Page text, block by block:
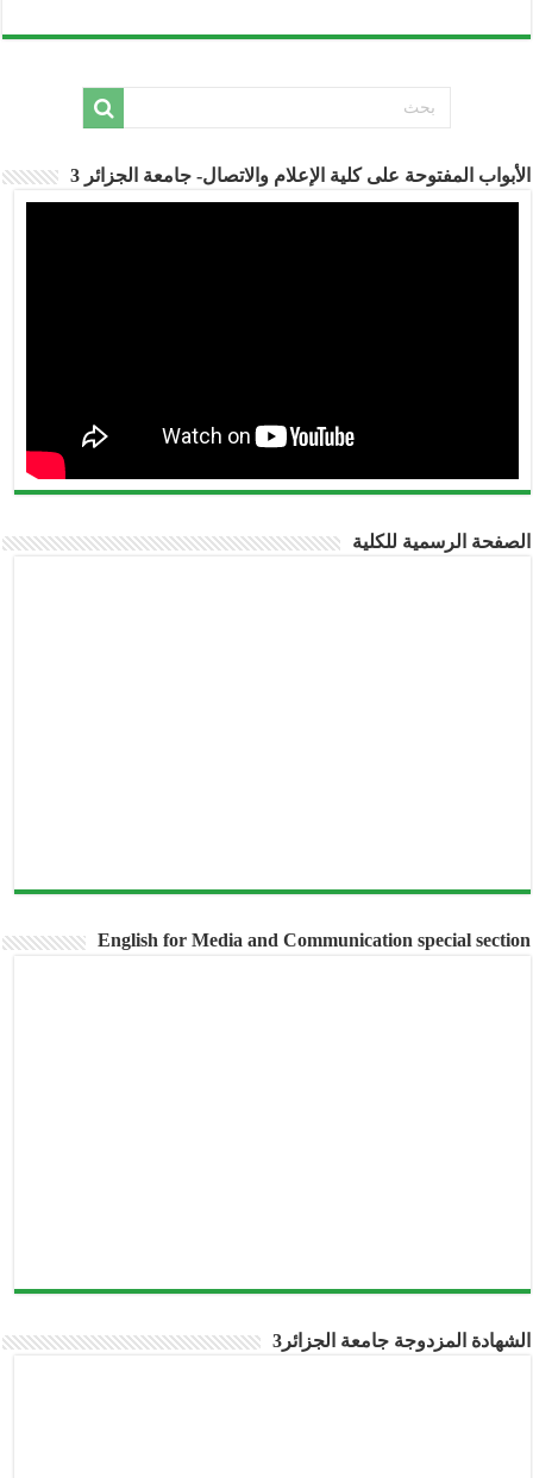
الأبواب المفتوحة على كلية الإعلام والاتصال- جامعة الجزائر 3
الصفحة الرسمية للكلية
English for Media and Communication special section
الشهادة المزدوجة جامعة الجزائر3